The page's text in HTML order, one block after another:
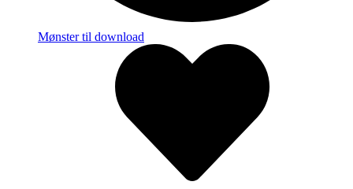
Mønster til download